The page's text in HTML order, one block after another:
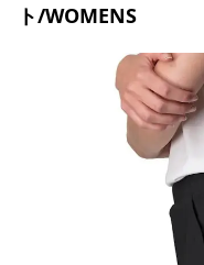
ト/WOMENS